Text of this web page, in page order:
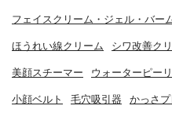
フェイスクリーム・ジェル・バー
ほうれい線クリーム シワ改善ク
美顔スチーマー ウォーターピー
小顔ベルト 毛穴吸引器 かっさプ